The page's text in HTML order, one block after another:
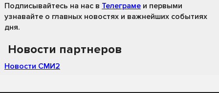
Подписывайтесь на нас в Телеграме и первыми
узнавайте о главных новостях и важнейших событиях
дня.
Новости партнеров
Новости СМИ2